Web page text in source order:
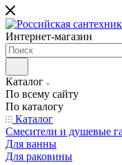
Интернет-магазин
Каталог
По всему сайту
По каталогу
Каталог
Смесители и душевые
Для ванны
Для раковины